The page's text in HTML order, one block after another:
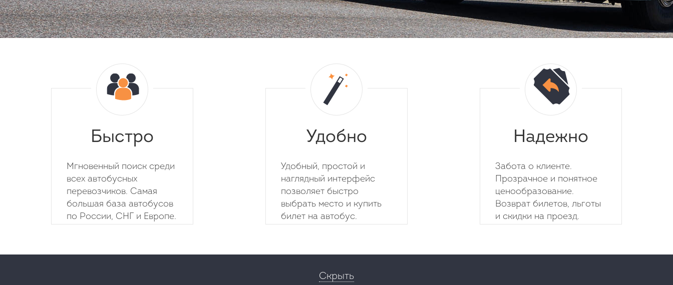
Быстро
Мгновенный поиск среди
всех автобусных
перевозчиков. Самая
большая база автобусов
по России, СНГ и Европе.
Удобно
Удобный, простой и
наглядный интерфейс
позволяет быстро
выбрать место и купить
билет на автобус.
Надежно
Забота о клиенте.
Прозрачное и понятное
ценообразование.
Возврат билетов, льготы
и скидки на проезд.
Скрыть